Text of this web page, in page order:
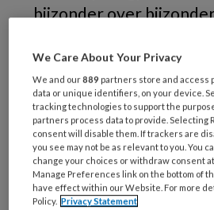
bijzonder over
Op
Wil je dit
We Care About Your Privacy
We and our889 partners store and access
data or unique identifiers, on your device.
tracking technologies to support the
partners process data to provide.
consent will disable them. If trackers are
you see may not be as relevant to you. You
change your choices or withdraw consent
Manage Preferences link on the bottom of
have effect within our Website. For more
Policy. Privacy Statement